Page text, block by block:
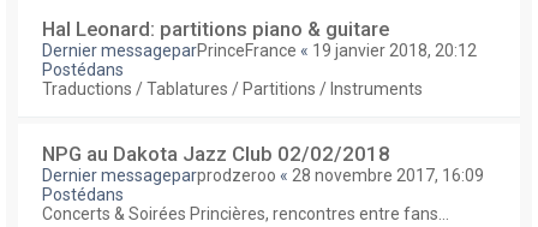
Hal Leonard: partitions piano & guitare
Dernier messageparPrinceFrance « 19 janvier 2018, 20:12
Postédans
Traductions / Tablatures / Partitions / Instruments
NPG au Dakota Jazz Club 02/02/2018
Dernier messageparprodzeroo « 28 novembre 2017, 16:09
Postédans
Concerts & Soirées Princières, rencontres entre fans...